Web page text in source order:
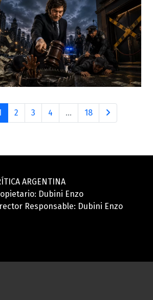
2 3 4 ... 18
ARGENTINA
Dubini Enzo
Responsable: Dubini Enzo